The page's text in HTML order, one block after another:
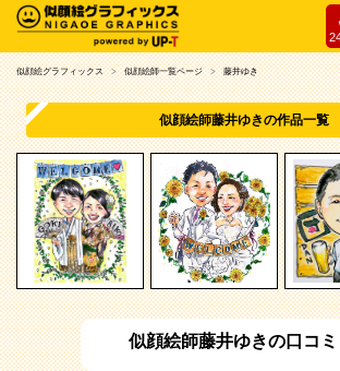
似顔絵グラフィックス 似顔絵師一覧ページ 藤井ゆき
似顔絵師藤井ゆきの作品一覧
似顔絵師藤井ゆきの口コミ